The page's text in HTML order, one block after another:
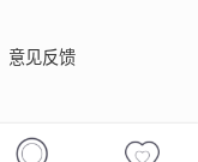
意见反馈